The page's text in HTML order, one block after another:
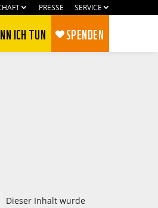
PRESSE SERVICE
ICH TUN SPENDEN
Dieser Inhalt wurde